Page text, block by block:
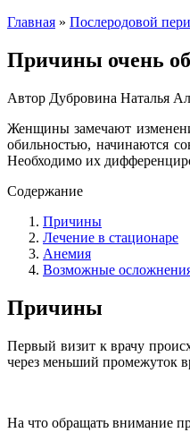
Главная » Послеродовой
Причины очень
Автор Дубровина Наталья
Женщины замечают
обильностью, начинаются
Необходимо их
Содержание
Причины
Лечение в стационаре
Анемия
Возможные
Причины
Первый визит к врачу
через меньший промежуток
На что обращать внимание